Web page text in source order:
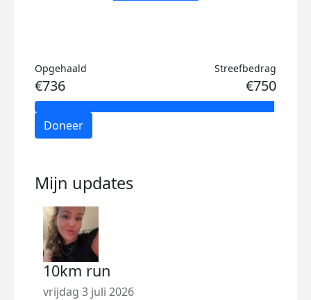
Opgehaald
€736
Streefbedrag
€750
Doneer
Mijn updates
10km run
vrijdag 3 juli 2026